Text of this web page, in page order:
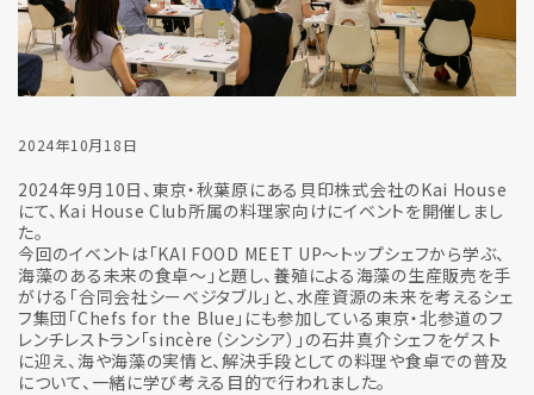
2024年10月18日
2024年9月10日、東京・秋葉原にある貝印株式会社のKai House
にて、Kai House Club所属の料理家向けにイベントを開催しまし
た。
今回のイベントは「KAI FOOD MEET UP～トップシェフから学ぶ、
海藻のある未来の食卓～」と題し、養殖による海藻の生産販売を手
がける「合同会社シーベジタブル」と、水産資源の未来を考えるシェ
フ集団「Chefs for the Blue」にも参加している東京・北参道のフ
レンチレストラン「sincère（シンシア）」の石井真介シェフをゲスト
に迎え、海や海藻の実情と、解決手段としての料理や食卓での普及
について、一緒に学び考える目的で行われました。